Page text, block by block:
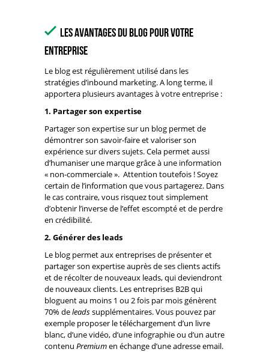
Les avantages du blog pour votre
entreprise
Le blog est régulièrement utilisé dans les
stratégies d’inbound marketing. A long terme, il
apportera plusieurs avantages à votre entreprise :
1. Partager son expertise
Partager son expertise sur un blog permet de
démontrer son savoir-faire et valoriser son
expérience sur divers sujets. Cela permet aussi
d’humaniser une marque grâce à une information
« non-commerciale ». Attention toutefois ! Soyez
certain de l’information que vous partagerez. Dans
le cas contraire, vous risquez tout simplement
d’obtenir l’inverse de l’effet escompté et de perdre
en crédibilité.
2. Générer des leads
Le blog permet aux entreprises de présenter et
partager son expertise auprès de ses clients actifs
et de récolter de nouveaux leads, qui deviendront
de nouveaux clients. Les entreprises B2B qui
bloguent au moins 1 ou 2 fois par mois génèrent
70% deleadssupplémentaires. Vous pouvez par
exemple proposer le téléchargement d’un livre
blanc, d’une vidéo, d’une infographie ou d’un autre
contenu Premiumen échange d’une adresse email.